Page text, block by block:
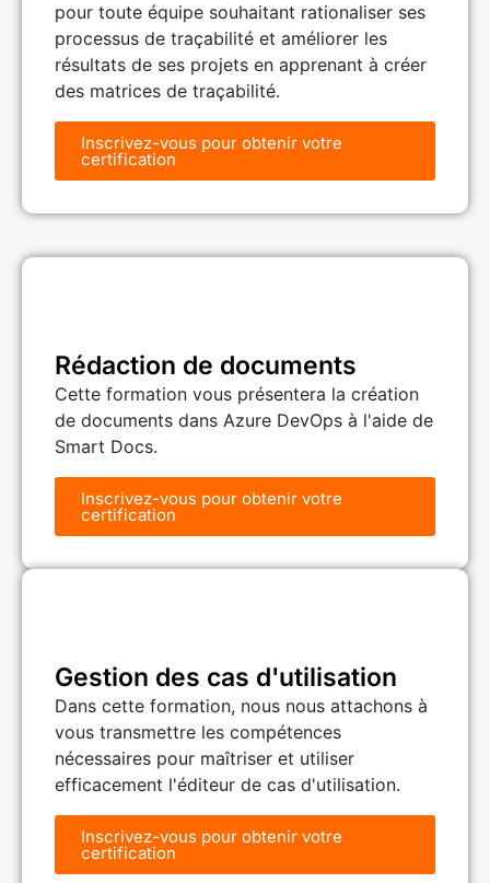
pour toute équipe souhaitant rationaliser ses
processus de traçabilité et améliorer les
résultats de ses projets en apprenant à créer
des matrices de traçabilité.
Inscrivez-vous pour obtenir votre
certification
Rédaction de documents
Cette formation vous présentera la création
de documents dans Azure DevOps à l'aide de
Smart Docs.
Inscrivez-vous pour obtenir votre
certification
Gestion des cas d'utilisation
Dans cette formation, nous nous attachons à
vous transmettre les compétences
nécessaires pour maîtriser et utiliser
efficacement l'éditeur de cas d'utilisation.
Inscrivez-vous pour obtenir votre
certification